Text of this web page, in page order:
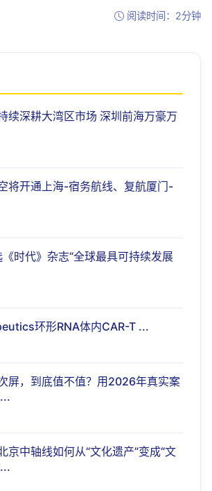
阅读时间：2分钟
续深耕大湾区市场 深圳前海万豪万
将开通上海-宿务航线、复航厦门-
时代》杂志“全球最具可持续发展
环形RNA体内CAR-T ...
屏，到底值不值？用2026年真实案
京中轴线如何从“文化遗产”变成“文